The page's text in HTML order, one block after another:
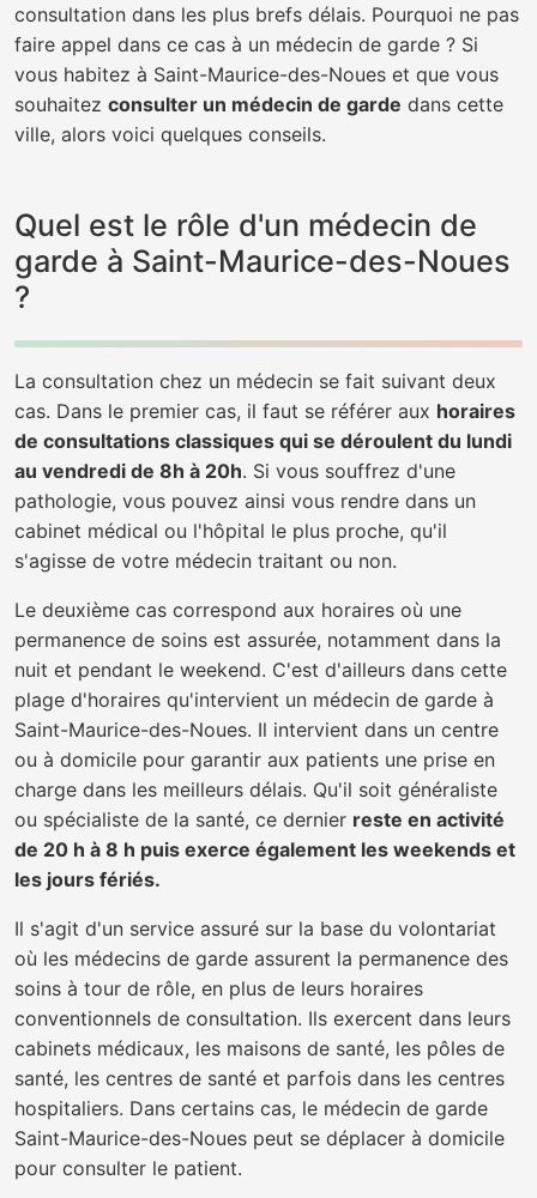
consultation dans les plus brefs délais. Pourquoi ne pas
faire appel dans ce cas à un médecin de garde ? Si
vous habitez à Saint-Maurice-des-Noues et que vous
souhaitez consulter un médecin de garde dans cette
ville, alors voici quelques conseils.
Quel est le rôle d'un médecin de
garde à Saint-Maurice-des-Noues
?
La consultation chez un médecin se fait suivant deux
cas. Dans le premier cas, il faut se référer aux horaires
de consultations classiques qui se déroulent du lundi
au vendredi de 8h à 20h. Si vous souffrez d'une
pathologie, vous pouvez ainsi vous rendre dans un
cabinet médical ou l'hôpital le plus proche, qu'il
s'agisse de votre médecin traitant ou non.
Le deuxième cas correspond aux horaires où une
permanence de soins est assurée, notamment dans la
nuit et pendant le weekend. C'est d'ailleurs dans cette
plage d'horaires qu'intervient un médecin de garde à
Saint-Maurice-des-Noues. Il intervient dans un centre
ou à domicile pour garantir aux patients une prise en
charge dans les meilleurs délais. Qu'il soit généraliste
ou spécialiste de la santé, ce dernier reste en activité
de 20 h à 8 h puis exerce également les weekends et
les jours fériés.
Il s'agit d'un service assuré sur la base du volontariat
où les médecins de garde assurent la permanence des
soins à tour de rôle, en plus de leurs horaires
conventionnels de consultation. Ils exercent dans leurs
cabinets médicaux, les maisons de santé, les pôles de
santé, les centres de santé et parfois dans les centres
hospitaliers. Dans certains cas, le médecin de garde
Saint-Maurice-des-Noues peut se déplacer à domicile
pour consulter le patient.